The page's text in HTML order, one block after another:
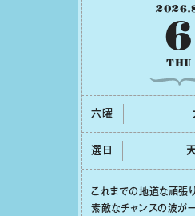
2026.
6
THU
六曜
選日
これまでの地道な頑張
素敵なチャンスの波が